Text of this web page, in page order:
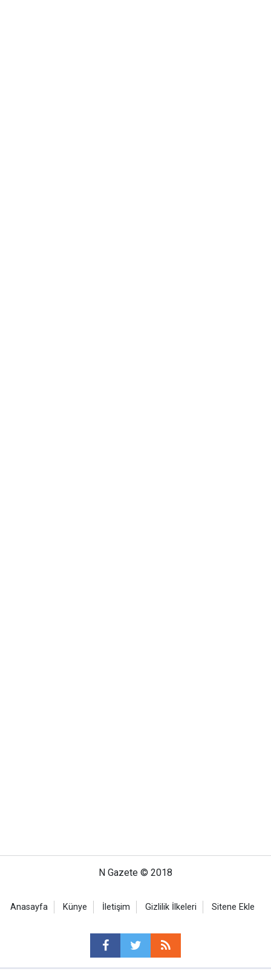
N Gazete © 2018
Anasayfa Künye İletişim Gizlilik İlkeleri Sitene Ekle